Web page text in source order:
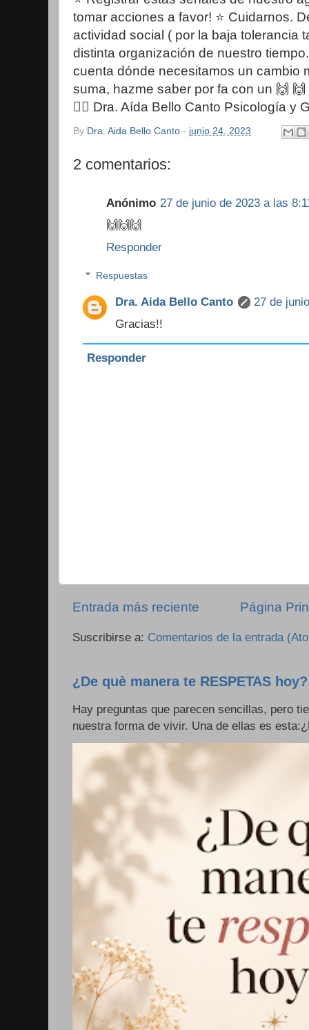
tomar acciones a favor! ⭐️ Cuidarnos.
actividad social ( por la baja tolerancia
distinta organización de nuestro
cuenta dónde necesitamos un cambio
suma, hazme saber por fa con un 🙌
🙋‍♀️ Dra. Aída Bello Canto Psicología y
By Dra. Aida Bello Canto - junio 24, 2023
2 comentarios:
Anónimo 27 de junio de 2023 a las
🙌🙌🙌
Responder
Respuestas
Dra. Aida Bello Canto
27 de
Gracias!!
Responder
Entrada más reciente Página
Suscribirse a: Comentarios de la entrada
¿De què manera te RESPETAS hoy?
Hay preguntas que parecen sencillas, pero
nuestra forma de vivir. Una de ellas es